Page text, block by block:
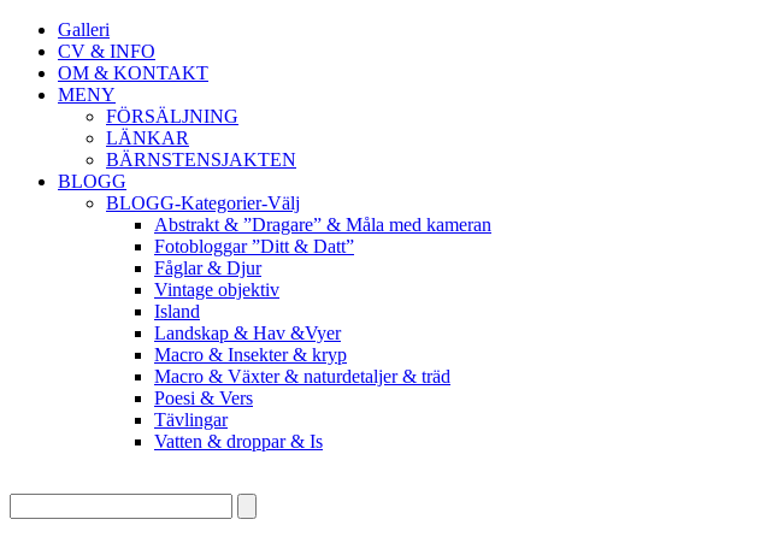
Galleri
CV & INFO
OM & KONTAKT
MENY
FÖRSÄLJNING
LÄNKAR
BÄRNSTENSJAKTEN
BLOGG
BLOGG-Kategorier-Välj
Abstrakt & ”Dragare” & Måla med kameran
Fotobloggar ”Ditt & Datt”
Fåglar & Djur
Vintage objektiv
Island
Landskap & Hav &Vyer
Macro & Insekter & kryp
Macro & Växter & naturdetaljer & träd
Poesi & Vers
Tävlingar
Vatten & droppar & Is